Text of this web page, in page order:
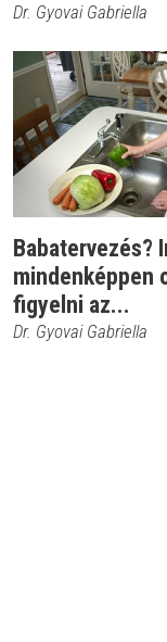
Dr. Gyovai Gabriella
Babatervezés?
mindenképpen
figyelni az...
Dr. Gyovai Gabriella